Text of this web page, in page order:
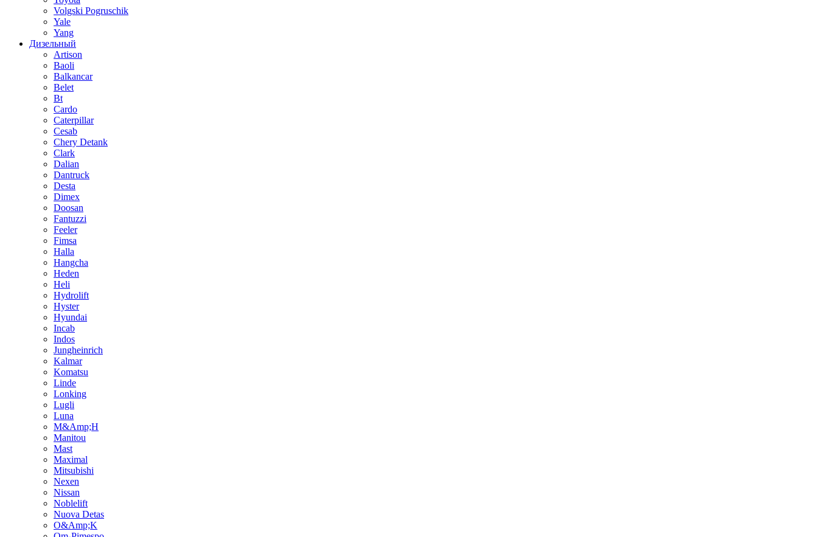
Volgski Pogruschik
Yale
Yang
Дизельный
Artison
Baoli
Balkancar
Belet
Bt
Cardo
Caterpillar
Cesab
Chery Detank
Clark
Dalian
Dantruck
Desta
Dimex
Doosan
Fantuzzi
Feeler
Fimsa
Halla
Hangcha
Heden
Heli
Hydrolift
Hyster
Hyundai
Incab
Indos
Jungheinrich
Kalmar
Komatsu
Linde
Lonking
Lugli
Luna
M&Amp;H
Manitou
Mast
Maximal
Mitsubishi
Nexen
Nissan
Noblelift
Nuova Detas
O&Amp;K